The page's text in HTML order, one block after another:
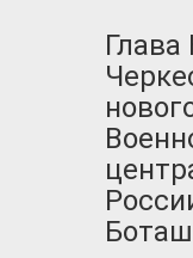
Глава